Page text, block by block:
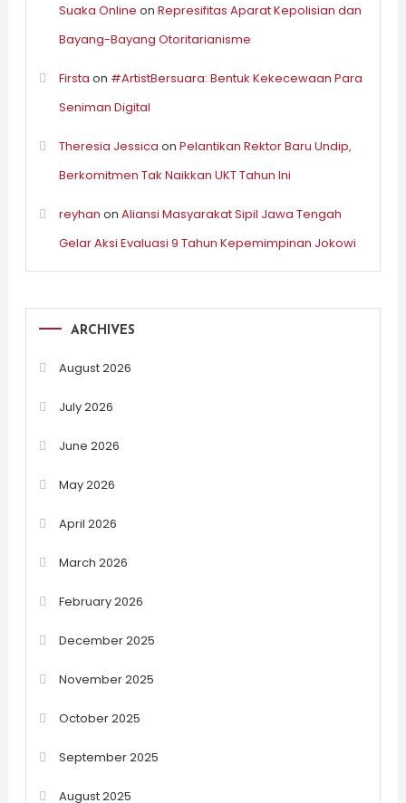
Suaka Online on Represifitas Aparat Kepolisian dan
Bayang-Bayang Otoritarianisme
Firsta on #ArtistBersuara: Bentuk Kekecewaan Para
Seniman Digital
Theresia Jessica on Pelantikan Rektor Baru Undip,
Berkomitmen Tak Naikkan UKT Tahun Ini
reyhan on Aliansi Masyarakat Sipil Jawa Tengah
Gelar Aksi Evaluasi 9 Tahun Kepemimpinan Jokowi
ARCHIVES
August 2026
July 2026
June 2026
May 2026
April 2026
March 2026
February 2026
December 2025
November 2025
October 2025
September 2025
August 2025